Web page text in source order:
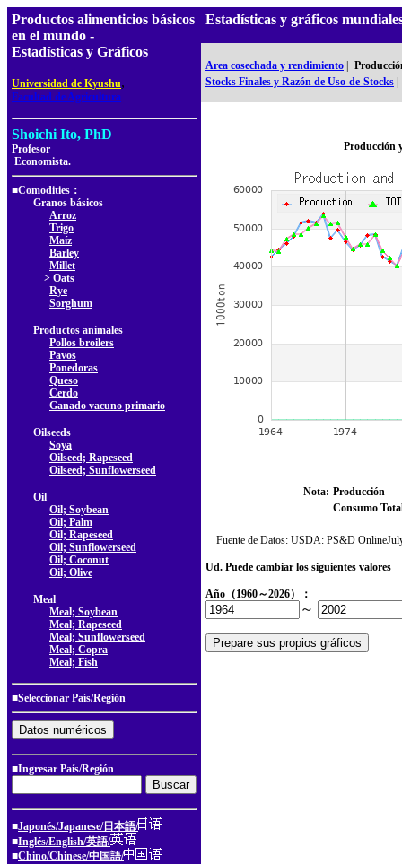
Productos alimenticios básicos
en el mundo -
Estadísticas y Gráficos
Universidad de Kyushu,
Facultad de Agricultura
Shoichi Ito, PhD
Profesor
Economista.
■Comodities：
Granos básicos
Arroz
Trigo
Maíz
Barley
Millet
> Oats
Rye
Sorghum
Productos animales
Pollos broilers
Pavos
Ponedoras
Queso
Cerdo
Ganado vacuno primario
Oilseeds
Soya
Oilseed; Rapeseed
Oilseed; Sunflowerseed
Oil
Oil; Soybean
Oil; Palm
Oil; Rapeseed
Oil; Sunflowerseed
Oil; Coconut
Oil; Olive
Meal
Meal; Soybean
Meal; Rapeseed
Meal; Sunflowerseed
Meal; Copra
Meal; Fish
■Seleccionar País/Región
■Ingresar País/Región
■Japonés/Japanese/日本語/
■Inglés/English/英語/
■Chino/Chinese/中国語/
Estadísticas y gráficos
Area cosechada y rendimiento
Stocks Finales y Razón de Uso-de-Stocks
Producción
Nota: Producción
Consumo
Fuente de Datos: USDA: PS&D Online
Ud. Puede cambiar los siguientes valores
Año（1960～2026）：
～